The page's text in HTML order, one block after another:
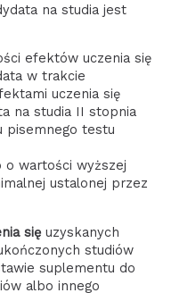
na studia jest
efektów uczenia się
w trakcie
uczenia się
na studia II stopnia
pisemnego testu
o wartości wyższej
ustalonej przez
sięuzyskanych
studiów
suplementu do
albo innego